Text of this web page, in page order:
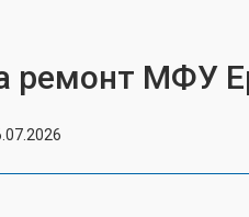
ремонт МФУ